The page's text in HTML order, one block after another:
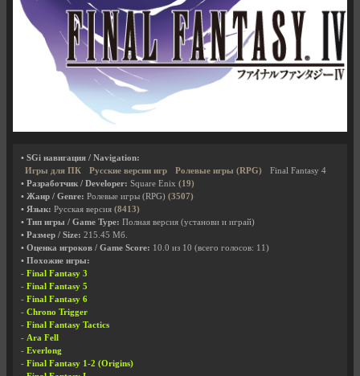
• SGi навигация / Navigation:
Игры для ПК
Русские версии игр Ролевые игры (RPG)
Final Fantasy 4
• Разработчик / Developer: Square Enix (19)
• Жанр / Genre: Ролевые игры (RPG) (3507)
• Язык: Русская версия (8413)
• Тип игры / Game Type: Полная версия (установи и играй)
• Размер / Size: 215.45 Мб.
• Оценка игроков / Game Score: 10.0 из 10 (всего голосов: 11 )
• Похожие игры:
- Final Fantasy 3
- Final Fantasy 5
- Final Fantasy 6
- Chrono Trigger
- Final Fantasy Tactics
- Ara Fell
- Everlong
- Final Fantasy 1-2 (Origins)